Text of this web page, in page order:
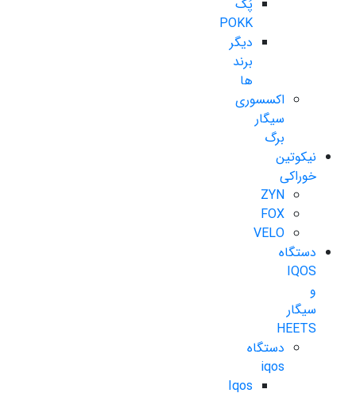
پُک
POKK
دیگر
برند
ها
اکسسوری
سیگار
برگ
نیکوتین
خوراکی
ZYN
FOX
VELO
دستگاه
IQOS
و
سیگار
HEETS
دستگاه
iqos
Iqos